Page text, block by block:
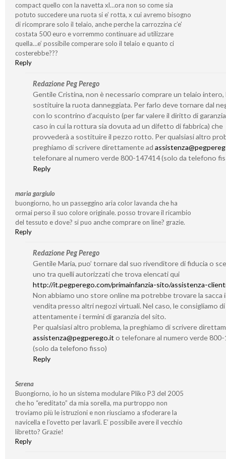
compact quello con la navetta xl…ora non so come sia
potuto succedere una ruota si e’ rotta, x cui avremo bisogno
di ricomprare solo il telaio, anche perche la carrozzina c’e’
costata 500 euro e vorremmo continuare ad utilizzare
quella…e’ possibile comperare solo il telaio e quanto ci
costerebbe???
Reply
Redazione Peg Perego
Gentile Cristina, non è necessario comprare un telaio intero,
sostituire la ruota danneggiata. Per farlo deve tornare dal
con lo scontrino d’acquisto (per far valere il diritto di
caso in cui la rottura sia dovuta ad un difetto di fabbrica) che
provvederà a sostituire il pezzo rotto. Per qualsiasi altro
preghiamo di scrivere direttamente ad
telefonare al numero verde 800-147414 (solo da telefono
Reply
maria gargiulo
buongiorno, ho un passeggino aria color lavanda che ha
ormai perso il suo colore originale. posso trovare il ricambio
del tessuto e dove? si puo anche comprare on line? grazie.
Reply
Redazione Peg Perego
Gentile Maria, puo’ tornare dal suo rivenditore di fiducia o
uno tra quelli autorizzati che trova elencati qui
http://it.pegperego.com/primainfanzia-sito/assistenza-
Non abbiamo uno store online ma potrebbe trovare la sacca
vendita presso altri negozi virtuali. Nel caso, le consigliamo
attentamente i termini di garanzia del sito.
Per qualsiasi altro problema, la preghiamo di scrivere
assistenza@pegperego.ito telefonare al numero verde 800-
(solo da telefono fisso)
Reply
Serena
Buongiorno, io ho un sistema modulare Pliko P3 del 2005
che ho “ereditato” da mia sorella, ma purtroppo non
troviamo più le istruzioni e non riusciamo a sfoderare la
navicella e l’ovetto per lavarli. E’ possibile avere il vecchio
libretto? Grazie!
Reply